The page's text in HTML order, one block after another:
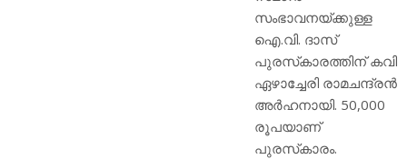
സംഭാവനയ്ക്കുള്ള
ഐ.വി. ദാസ്
പുരസ്‌കാരത്തിന് കവി
ഏഴാച്ചേരി രാമചന്ദ്രന്‍
അര്‍ഹനായി. 50,000
രൂപയാണ്
പുരസ്‌കാരം.